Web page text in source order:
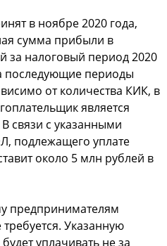
в ноябре 2020 года,
сумма прибыли в
за налоговый период 2020
последующие периоды
от количества КИК, в
является
связи с указанными
подлежащего уплате
около 5 млн рублей в
предпринимателям
Указанную
уплачивать не за